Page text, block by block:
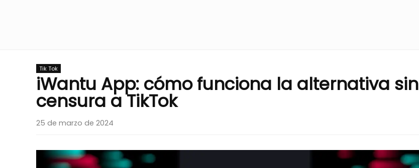
Tik Tok
iWantu App: cómo funciona la alternativa sin
censura a TikTok
25 de marzo de 2024